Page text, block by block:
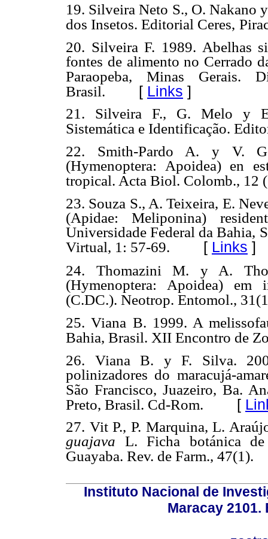
19. Silveira Neto S., O. Nakano
dos Insetos. Editorial Ceres,
20. Silveira F. 1989. Abelhas
fontes de alimento no Cerrado
Paraopeba, Minas Gerais.
Brasil. [ Links ]
21. Silveira F., G. Melo y
Sistemática e Identificação.
22. Smith-Pardo A. y V.
(Hymenoptera: Apoidea) en
tropical. Acta Biol. Colomb., 12
23. Souza S., A. Teixeira, E.
(Apidae: Meliponina)
Universidade Federal da Bahia,
Virtual, 1: 57-69. [ Links ]
24. Thomazini M. y A.
(Hymenoptera: Apoidea) em
(C.DC.). Neotrop. Entomol.,
25. Viana B. 1999. A
Bahia, Brasil. XII Encontro de
26. Viana B. y F. Silva.
polinizadores do maracujá-
SãoFrancisco, Juazeiro, Ba.
Preto, Brasil. Cd-Rom. [
27. Vit P., P. Marquina, L.
guajava L. Ficha botánica
Guayaba. Rev. de Farm., 47(1).
Instituto Nacional de
Maracay 2101.